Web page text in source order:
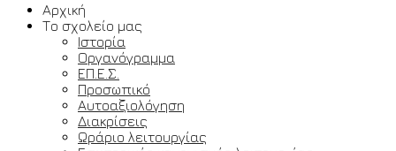
Αρχική
Το σχολείο μας
Ιστορία
Οργανόγραμμα
ΕΠ.Ε.Σ.
Προσωπικό
Αυτοαξιολόγηση
Διακρίσεις
Ωράριο λειτουργίας